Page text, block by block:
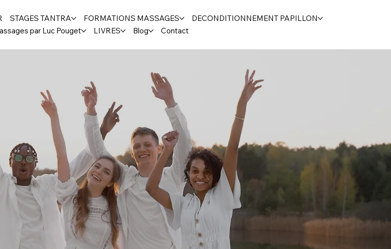
STAGES TANTRA FORMATIONS MASSAGES
DECONDITIONNEMENT PAPILLON
par Luc Pouget
LIVRES Blog Contact